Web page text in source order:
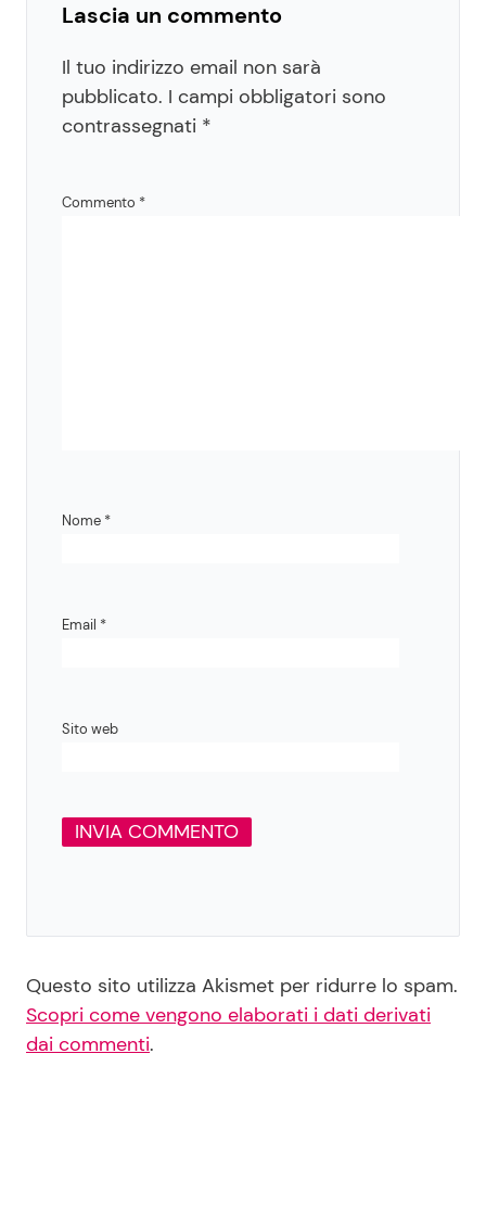
Lascia un commento
Il tuo indirizzo email non sarà
pubblicato. I campi obbligatori sono
contrassegnati *
Commento *
Nome *
Email *
Sito web
Questo sito utilizza Akismet per ridurre lo spam.
Scopri come vengono elaborati i dati derivati
dai commenti.